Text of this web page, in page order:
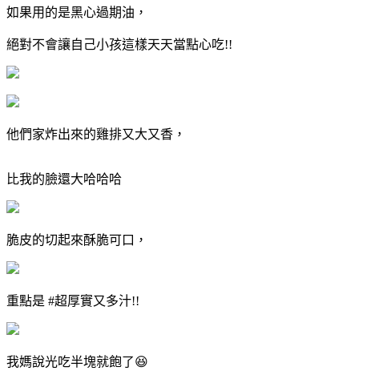
如果用的是黑心過期油，
絕對不會讓自己小孩這樣天天當點心吃!!
他們家炸出來的雞排又大又香，
比我的臉還大哈哈哈
脆皮的切起來酥脆可口，
重點是 #超厚實又多汁!!
我媽說光吃半塊就飽了😆